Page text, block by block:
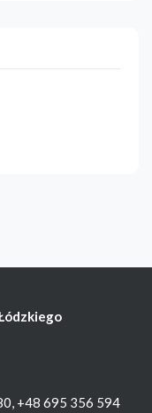
+48 695 356 594